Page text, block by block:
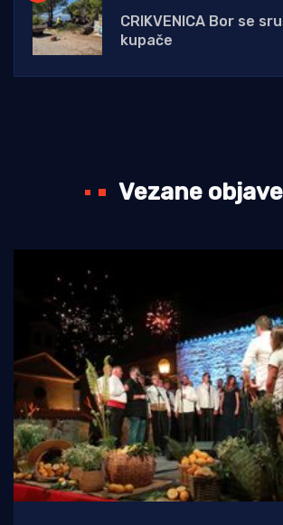
CRIKVENICA Bor se
kupače
Vezane objave